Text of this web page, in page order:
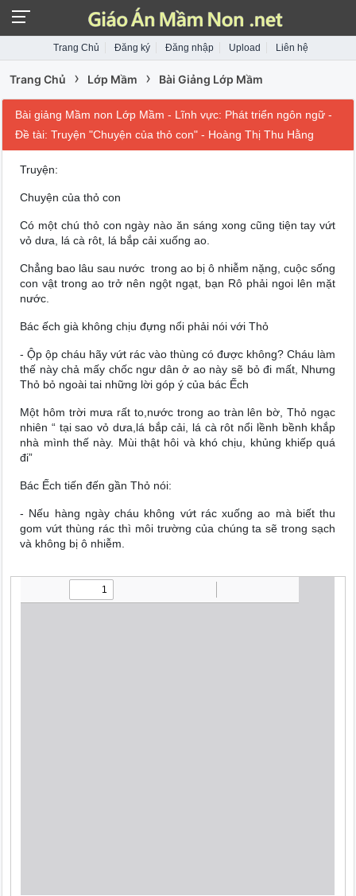
Trang Chủ Đăng ký Đăng nhập Upload Liên hệ
Trang Chủ › Lớp Mầm › Bài Giảng Lớp Mầm
Bài giảng Mầm non Lớp Mầm - Lĩnh vực: Phát triển ngôn ngữ -
Đề tài: Truyện "Chuyện của thỏ con" - Hoàng Thị Thu Hằng
Truyện:
Chuyện của thỏ con
Có một chú thỏ con ngày nào ăn sáng xong cũng tiện tay vứt
vỏ dưa, lá cà rôt, lá bắp cải xuống ao.
Chẳng bao lâu sau nước trong ao bị ô nhiễm nặng, cuộc sống
con vật trong ao trở nên ngột ngạt, bạn Rô phải ngoi lên mặt
nước.
Bác ếch già không chịu đựng nổi phải nói với Thỏ
- Ộp ộp cháu hãy vứt rác vào thùng có được không? Cháu làm
thế này chả mấy chốc ngư dân ở ao này sẽ bỏ đi mất, Nhưng
Thỏ bỏ ngoài tai những lời góp ý của bác Ếch
Một hôm trời mưa rất to,nước trong ao tràn lên bờ, Thỏ ngạc
nhiên “ tại sao vỏ dưa,lá bắp cải, lá cà rôt nổi lềnh bềnh khắp
nhà mình thế này. Mùi thật hôi và khó chịu, khủng khiếp quá
đi”
Bác Ếch tiến đến gần Thỏ nói:
- Nếu hàng ngày cháu không vứt rác xuống ao mà biết thu
gom vứt thùng rác thì môi trường của chúng ta sẽ trong sạch
và không bị ô nhiễm.